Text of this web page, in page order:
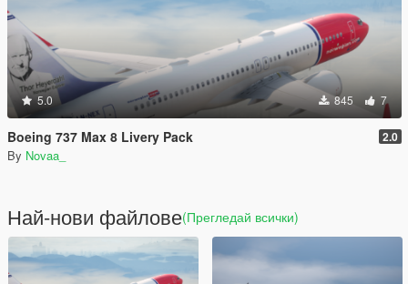
5.0 845 7
Boeing 737 Max 8 Livery Pack 2.0
By Novaa_
Най-нови файлове(Прегледай всички)